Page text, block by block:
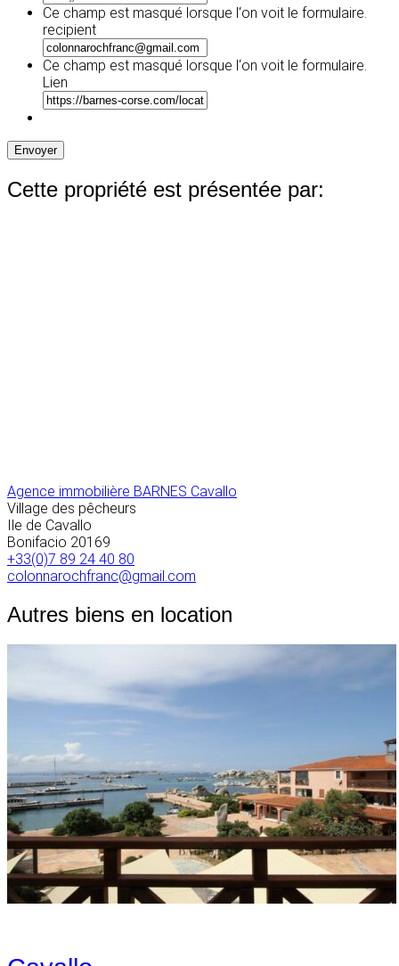
slash
slash
AAAA
Ce champ est masqué lorsque l‘on voit le formulaire.
recipient
Ce champ est masqué lorsque l‘on voit le formulaire.
Lien
Envoyer
Cette propriété est présentée par:
Agence immobilière BARNES Cavallo
Village des pêcheurs
Ile de Cavallo
Bonifacio 20169
+33(0)7 89 24 40 80
colonnarochfranc@gmail.com
Autres biens en location